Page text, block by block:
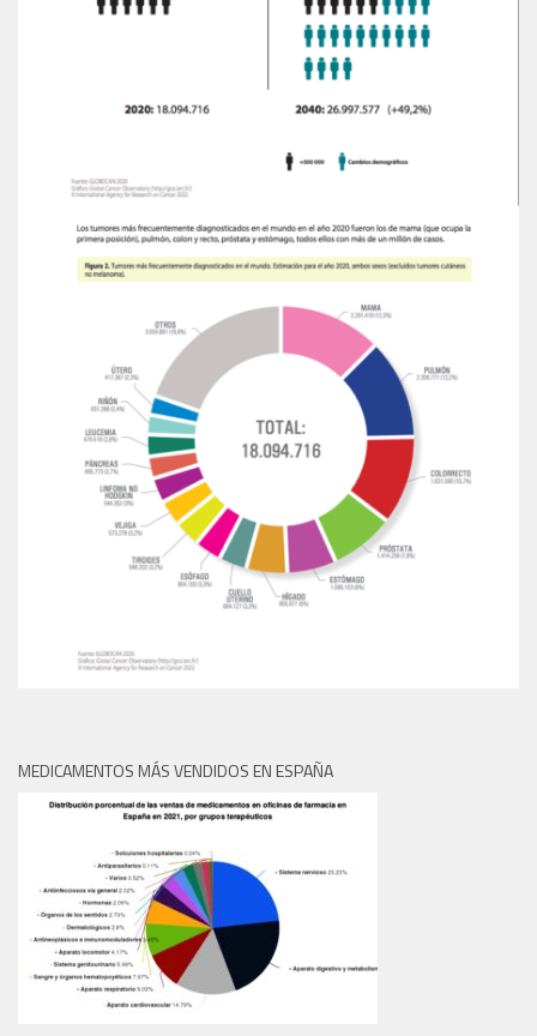
MEDICAMENTOS MÁS VENDIDOS EN ESPAÑA